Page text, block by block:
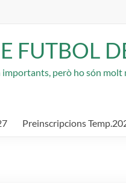
FUTBOL
però ho són
Preinscripcions